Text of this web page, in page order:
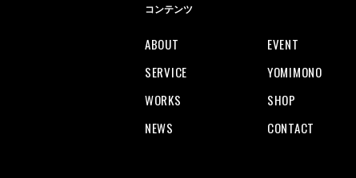
コンテンツ
ABOUT
EVENT
SERVICE
YOMIMONO
WORKS
SHOP
NEWS
CONTACT